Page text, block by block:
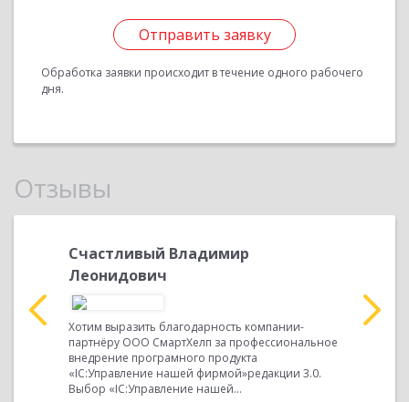
Отправить заявку
Обработка заявки происходит в течение одного рабочего
дня.
Отзывы
Счастливый Владимир
Леонидович
Хотим выразить благодарность компании-
партнёру ООО СмартХелп за профессиональное
внедрение програмного продукта
«ІС:Управление нашей фирмой»редакции 3.0.
Выбор «ІС:Управление нашей...
ООО